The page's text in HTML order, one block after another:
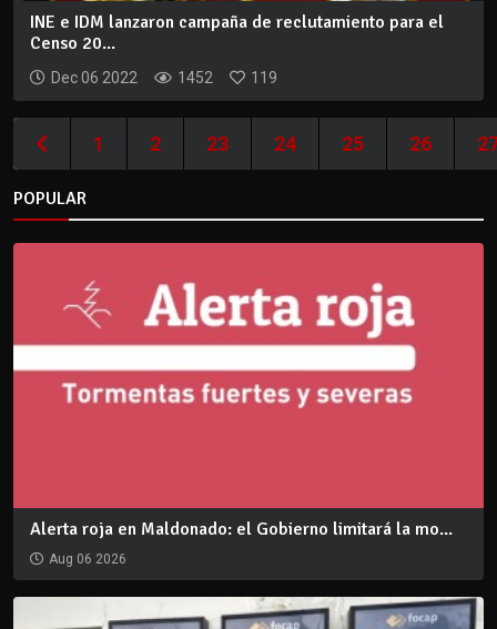
INE e IDM lanzaron campaña de reclutamiento para el
Censo 20...
Dec 06 2022 1452 119
1 2 23 24 25 26
POPULAR
Alerta roja en Maldonado: el Gobierno limitará la mo...
Aug 06 2026